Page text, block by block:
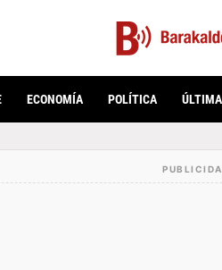
ECONOMÍA POLÍTICA